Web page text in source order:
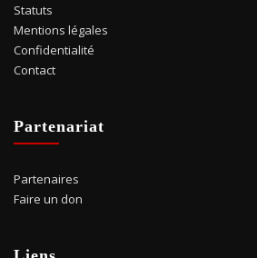
Statuts
Mentions légales
Confidentialité
Contact
Partenariat
Partenaires
Faire un don